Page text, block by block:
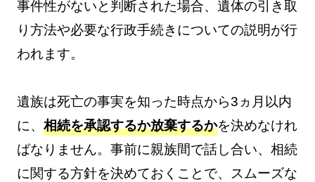
事件性がないと判断された場合、遺体の引き取
り方法や必要な行政手続きについての説明が行
われます。
遺族は死亡の事実を知った時点から3ヵ月以内
に、 相続を承認するか放棄するかを決めなけれ
ばなりません。事前に親族間で話し合い、相続
に関する方針を決めておくことで、スムーズな